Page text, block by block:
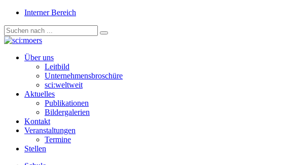
Interner Bereich
Über uns
Leitbild
Unternehmensbroschüre
sci:weltweit
Aktuelles
Publikationen
Bildergalerien
Kontakt
Veranstaltungen
Termine
Stellen